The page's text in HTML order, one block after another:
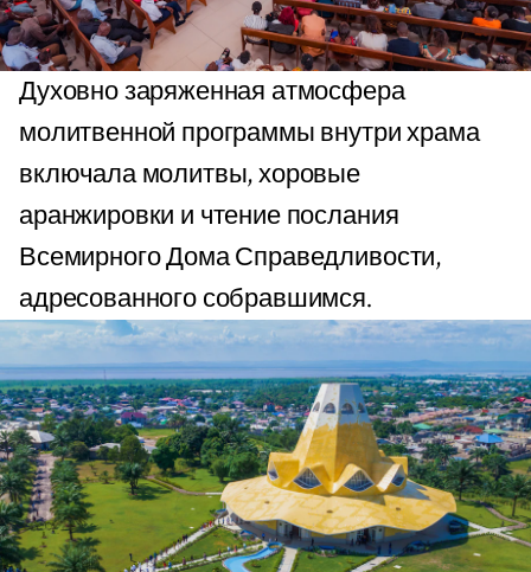
Духовно заряженная атмосфера
молитвенной программы внутри храма
включала молитвы, хоровые
аранжировки и чтение послания
Всемирного Дома Справедливости,
адресованного собравшимся.